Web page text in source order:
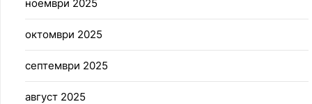
ноември 2025
октомври 2025
септември 2025
август 2025